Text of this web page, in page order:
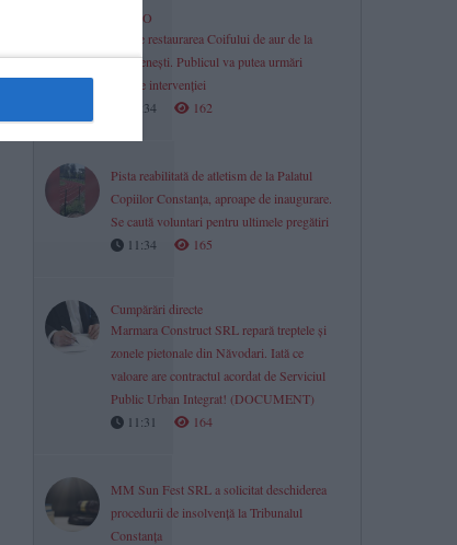
VIDEO
Începe restaurarea Coifului de aur de la
Coțofenești. Publicul va putea urmări
etapele intervenției
11:34
162
Pista reabilitată de atletism de la Palatul
Copiilor Constanța, aproape de inaugurare.
Se caută voluntari pentru ultimele pregătiri
11:34
165
Cumpărări directe
Marmara Construct SRL repară treptele și
zonele pietonale din Năvodari. Iată ce
valoare are contractul acordat de Serviciul
Public Urban Integrat! (DOCUMENT)
11:31
164
MM Sun Fest SRL a solicitat deschiderea
procedurii de insolvență la Tribunalul
Constanța